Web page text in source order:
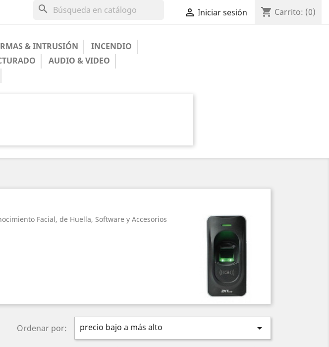
search  Iniciar sesión shopping_cart Carrito: (0)
& INTRUSIÓN
INCENDIO
AUDIO & VIDEO
Facial, de Huella, Software y Accesorios
Ordenar por: precio bajo a más alto 